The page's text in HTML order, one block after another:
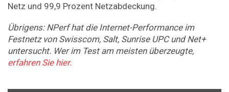
Netz und 99,9 Prozent Netzabdeckung.
Übrigens: NPerf hat die Internet-Performance im
Festnetz von Swisscom, Salt, Sunrise UPC und Net+
untersucht. Wer im Test am meisten überzeugte,
erfahren Sie hier.